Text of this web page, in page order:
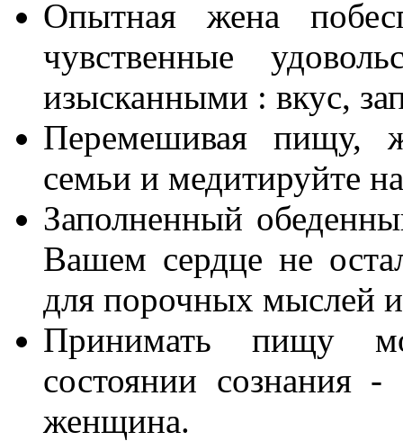
Опытная жена
чувственные
изысканными : вкус,
Перемешивая пищу,
семьи и медитируйте
Заполненный
Вашем сердце не
для порочных мыслей
Принимать пищу
состоянии сознания
женщина.